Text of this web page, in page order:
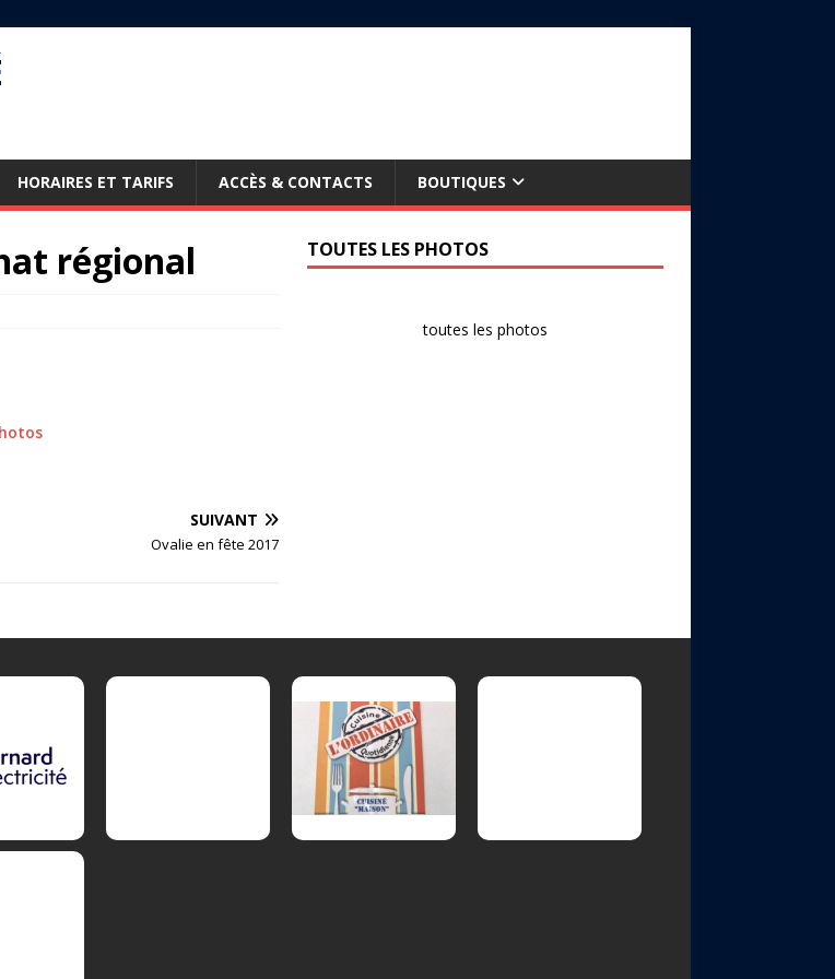
HORAIRES ET TARIFS ACCÈS & CONTACTS BOUTIQUES
régional
SUIVANT
Ovalie en fête 2017
TOUTES LES PHOTOS
toutes les photos